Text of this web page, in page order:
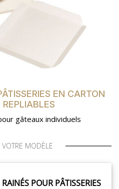
EN CARTON
gâteaux individuels
MODÈLE
POUR PÂTISSERIES